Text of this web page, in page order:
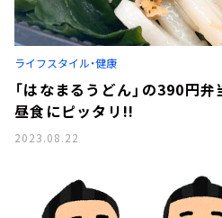
ライフスタイル・健康
「はなまるうどん」の390円
昼食にピッタリ!!
2023.08.22